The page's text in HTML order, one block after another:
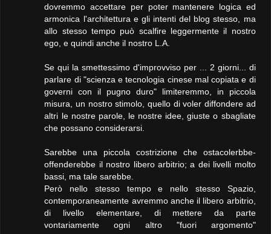
dovremmo accettare per poter mantenere logica ed
armonica l'architettura e gli intenti del blog stesso, ma
allo stesso tempo può scalfire leggermente il nostro
ego, e quindi anche il nostro L.A.
Se qui la smettessimo d'improvviso per ... 2 giorni... di
parlare di "scienza e tecnologia cinese mal copiata e di
governi con il pugno duro" limiteremmo, in piccola
misura, un nostro stimolo, quello di voler diffondere ad
altri le nostre parole, le nostre idee, giuste o sbagliate
che possano considerarsi.
Sarebbe una piccola costrizione che ostacolerbbe-
offenderebbe il nostro libero arbitrio; a dei livelli molto
bassi, ma tale sarebbe.
Però nello stesso tempo e nello stesso Spazio,
contemporaneamente avremmo anche il libero arbitrio,
di livello elementare, di mettere da parte
vontariamente ogni altro "fuori argomento"